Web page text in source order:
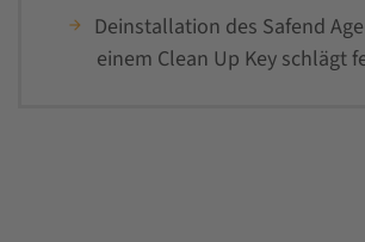
Deinstallation des Safend
einem Clean Up Key schlägt